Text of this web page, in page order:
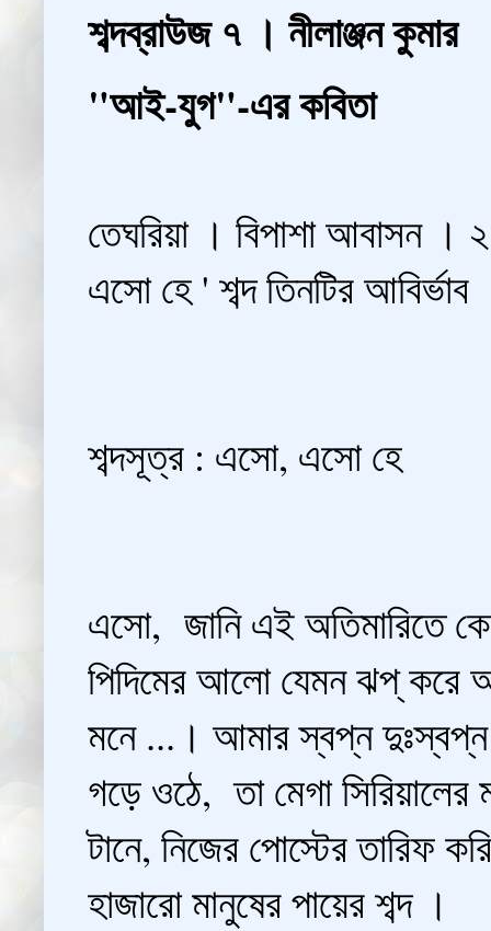
শব্দব্রাউজ ৭ । নীলাঞ্জন কুমার
"আই-যুগ"-এর কবিতা
তেঘরিয়া । বিপাশা আবাসন
এসো হে ' শব্দ তিনটির
শব্দসূত্র : এসো, এসো হে
এসো, জানি এই অতিমারিতে
পিদিমের আলো যেমন ঝপ্ করে
মনে ...। আমার স্বপ্ন দুঃস্বপ্ন
গড়ে ওঠে, তা মেগা
টানে, নিজের পোস্টের তারিফ
হাজারো মানুষের পায়ের শব্দ ।